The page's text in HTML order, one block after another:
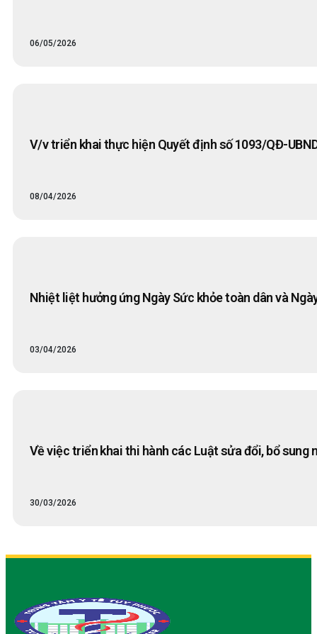
06/05/2026
V/v triển khai thực hiện Quyết định số 1093/QĐ-
08/04/2026
Nhiệt liệt hưởng ứng Ngày Sức khỏe toàn dân và
03/04/2026
Về việc triển khai thi hành các Luật sửa đổi, bổ sung
30/03/2026